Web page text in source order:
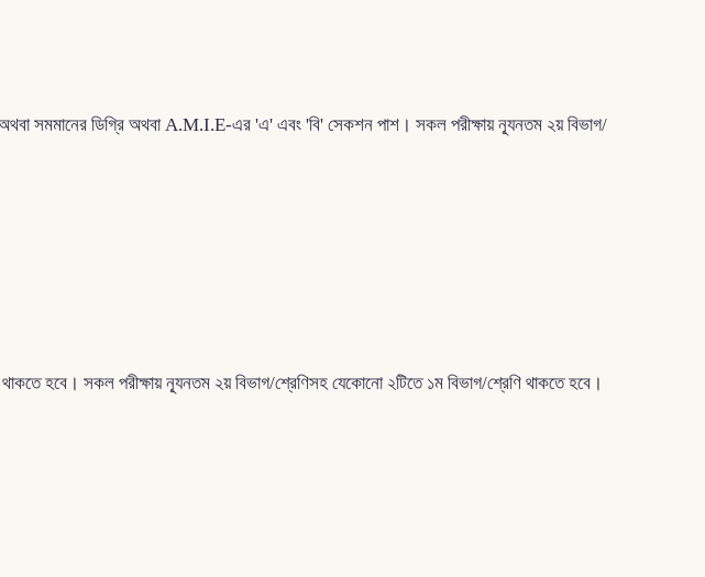
অথবা সমমানের ডিগ্রি অথবা A.M.I.E-এর 'এ' এবং 'বি' সেকশন পাশ। সকল পরীক্ষায় ন্যূনতম ২য় বিভাগ/
হবে। সকল পরীক্ষায় ন্যূনতম ২য় বিভাগ/শ্রেণিসহ যেকোনো ২টিতে ১ম বিভাগ/শ্রেণি থাকতে হবে।